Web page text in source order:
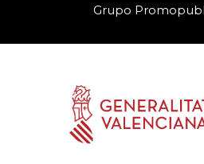
Grupo